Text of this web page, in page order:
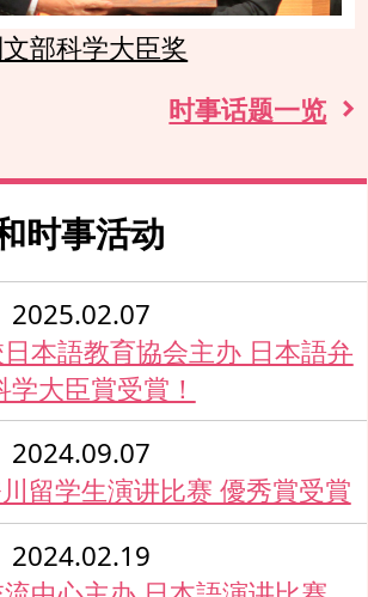
部科学大臣奖
时事话题一览
时事活动
2025.02.07
本語教育協会主办 日本語弁
大臣賞受賞！
2024.09.07
留学生演讲比赛 優秀賞受賞
2024.02.19